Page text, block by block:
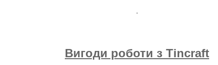
.
Вигоди роботи з Tincraft